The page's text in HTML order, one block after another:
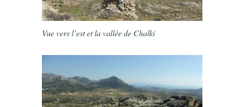
Vue vers l’est et la vallée de Chalki